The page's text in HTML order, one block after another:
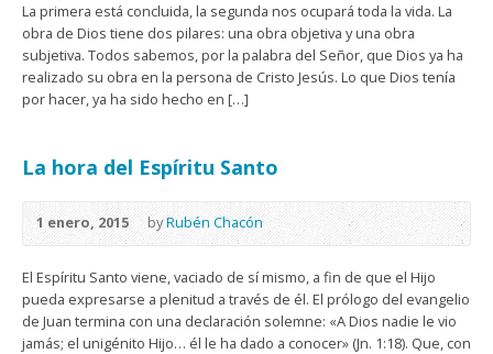
La primera está concluida, la segunda nos ocupará toda la vida. La
obra de Dios tiene dos pilares: una obra objetiva y una obra
subjetiva. Todos sabemos, por la palabra del Señor, que Dios ya ha
realizado su obra en la persona de Cristo Jesús. Lo que Dios tenía
por hacer, ya ha sido hecho en […]
La hora del Espíritu Santo
1 enero, 2015 byRubén Chacón
El Espíritu Santo viene, vaciado de sí mismo, a fin de que el Hijo
pueda expresarse a plenitud a través de él. El prólogo del evangelio
de Juan termina con una declaración solemne: «A Dios nadie le vio
jamás; el unigénito Hijo… él le ha dado a conocer» (Jn. 1:18). Que, con